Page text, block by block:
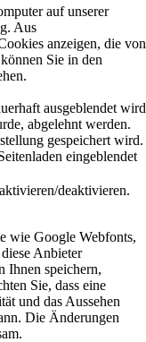
auf unserer
Aus
anzeigen, die von
Sie in den
ausgeblendet wird
abgelehnt werden.
gespeichert wird.
eingeblendet
deaktivieren.
wie Google Webfonts,
Anbieter
Ihnen speichern,
Sie, dass eine
und das Aussehen
Die Änderungen